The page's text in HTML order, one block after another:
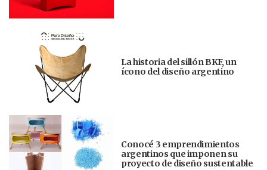
La historia del sillón BKF, un
ícono del diseño argentino
Conocé 3 emprendimientos
argentinos que imponen su
proyecto de diseño sustentable